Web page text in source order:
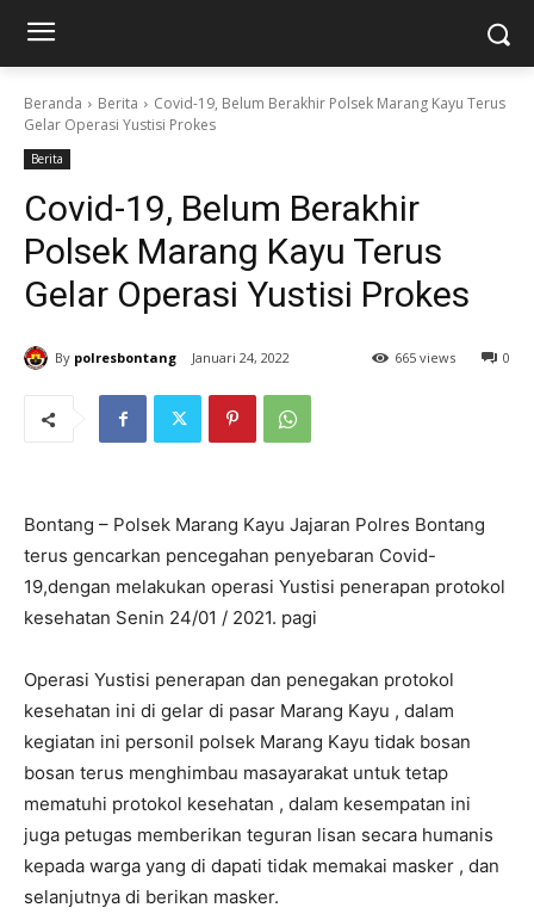
Beranda Berita
Covid-19, Belum Berakhir Polsek Marang Kayu Terus
Gelar Operasi Yustisi Prokes
Berita
Covid-19, Belum Berakhir
Polsek Marang Kayu Terus
Gelar Operasi Yustisi Prokes
By polresbontang Januari 24, 2022 0
665 views
Bontang – Polsek Marang Kayu Jajaran Polres Bontang
terus gencarkan pencegahan penyebaran Covid-
19,dengan melakukan operasi Yustisi penerapan protokol
kesehatan Senin 24/01 / 2021. pagi
Operasi Yustisi penerapan dan penegakan protokol
kesehatan ini di gelar di pasar Marang Kayu , dalam
kegiatan ini personil polsek Marang Kayu tidak bosan
bosan terus menghimbau masayarakat untuk tetap
mematuhi protokol kesehatan , dalam kesempatan ini
juga petugas memberikan teguran lisan secara humanis
kepada warga yang di dapati tidak memakai masker , dan
selanjutnya di berikan masker.